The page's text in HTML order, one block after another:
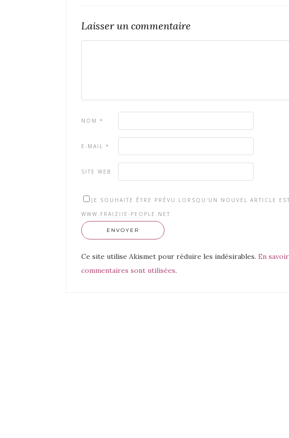
Laisser un commentaire
NOM *
E-MAIL *
SITE WEB
JE SOUHAITE ÊTRE PRÉVU LORSQU'UN NOUVEL ARTICLE
WWW.FRAIZIIE-PEOPLE.NET
Ce site utilise Akismet pour réduire les indésirables. En
commentaires sont utilisées.